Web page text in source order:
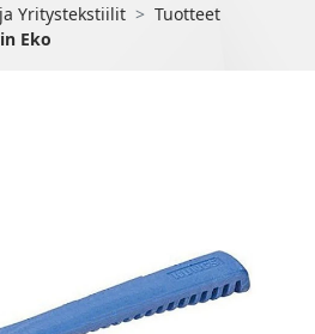
Yritystekstiilit
Tuotteet
Eko